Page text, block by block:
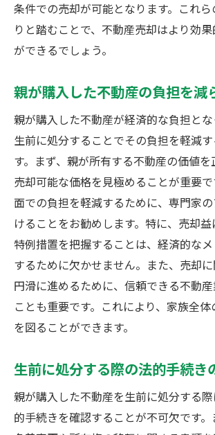
条件での売却が可能となります。これ
りと踏むことで、不動産売却はより効
ができるでしょう。
親が購入した不動産の負担を減
親が購入した不動産が経済的な負担とな
生前に処分することでその負担を軽減
す。まず、親が所有する不動産の価値を
売却可能な価格を見極めることが重要
面での負担を軽減するために、専門家
けることをお勧めします。特に、売却
特例措置を把握することは、経済的な
するために欠かせません。また、売却
円滑に進めるために、信頼できる不動
ことも重要です。これにより、家族全
を図ることができます。
生前に処分する際の法的手続き
親が購入した不動産を生前に処分する
的手続きを確認することが不可欠です